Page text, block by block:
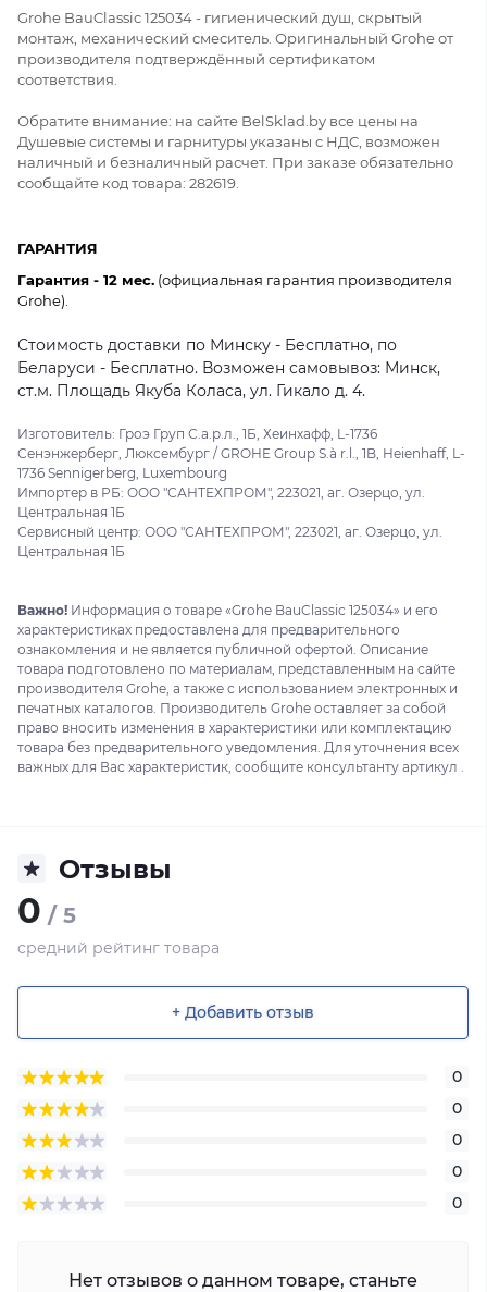
Grohe BauClassic 125034 - гигиенический душ, скрытый
монтаж, механический смеситель. Оригинальный Grohe от
производителя подтверждённый сертификатом
соответствия.
Обратите внимание: на сайте BelSklad.by все цены на
Душевые системы и гарнитуры указаны с НДС, возможен
наличный и безналичный расчет. При заказе обязательно
сообщайте код товара: 282619.
ГАРАНТИЯ
Гарантия - 12 мес. (официальная гарантия производителя
Grohe).
Стоимость доставки по Минску - Бесплатно, по
Беларуси - Бесплатно. Возможен самовывоз: Минск,
ст.м. Площадь Якуба Коласа, ул. Гикало д. 4.
Изготовитель: Гроэ Груп С.а.р.л., 1Б, Хеинхафф, L-1736
Сенэнжерберг, Люксембург / GROHE Group S.à r.l., 1B, Heienhaff, L-
1736 Sennigerberg, Luxembourg
Импортер в РБ: ООО "САНТЕХПРОМ", 223021, аг. Озерцо, ул.
Центральная 1Б
Сервисный центр: ООО "САНТЕХПРОМ", 223021, аг. Озерцо, ул.
Центральная 1Б
Важно! Информация о товаре «Grohe BauClassic 125034» и его
характеристиках предоставлена для предварительного
ознакомления и не является публичной офертой. Описание
товара подготовлено по материалам, представленным на сайте
производителя Grohe, а также с использованием электронных и
печатных каталогов. Производитель Grohe оставляет за собой
право вносить изменения в характеристики или комплектацию
товара без предварительного уведомления. Для уточнения всех
важных для Вас характеристик, сообщите консультанту артикул .
Отзывы
0 / 5
средний рейтинг товара
+ Добавить отзыв
0
0
0
0
0
Нет отзывов о данном товаре, станьте